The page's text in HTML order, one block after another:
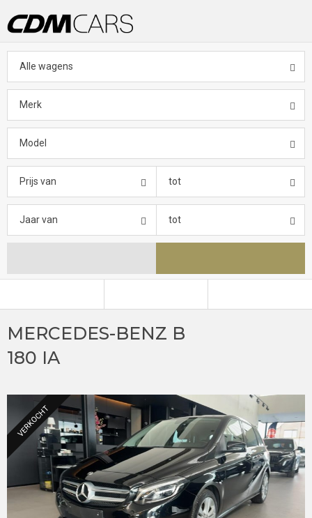
Alle wagens
Merk
Model
Prijs van tot
Jaar van tot
MERCEDES-BENZ B
180 IA
VERKOCHT